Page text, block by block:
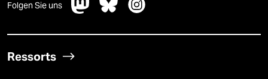
Folgen Sie uns
Ressorts